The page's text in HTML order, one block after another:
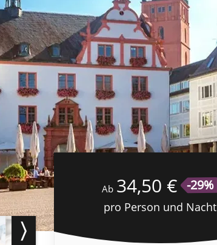
Ab 34,50 € -29%
pro Person und Nacht